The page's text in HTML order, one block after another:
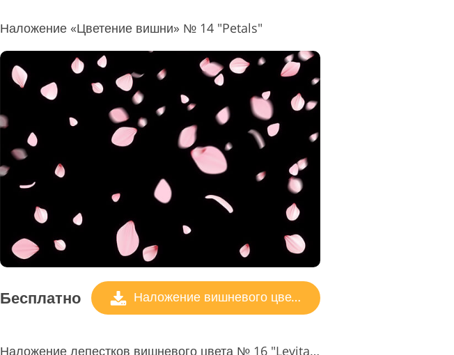
Наложение «Цветение вишни» № 14 "Petals"
Бесплатно Наложение вишневого цвета
Наложение лепестков вишневого цвета № 16 "Levitation"